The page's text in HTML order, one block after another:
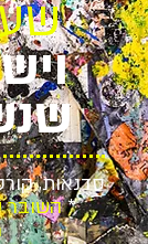
סדנאות,
*השובר